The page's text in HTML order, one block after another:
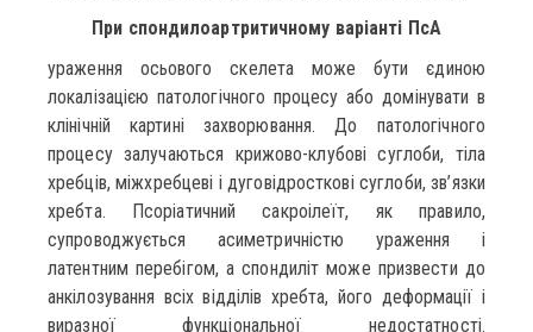
При спондилоартритичному варіанті ПсА
ураження осьового скелета може бути єдиною
локалізацією патологічного процесу або домінувати в
клінічній картині захворювання. До патологічного
процесу залучаються крижово-клубові суглоби, тіла
хребців, міжхребцеві і дуговідросткові суглоби, зв’язки
хребта. Псоріатичний сакроілеїт, як правило,
супроводжується асиметричністю ураження і
латентним перебігом, а спондиліт може призвести до
анкілозування всіх відділів хребта, його деформації і
виразної функціональної недостатності.